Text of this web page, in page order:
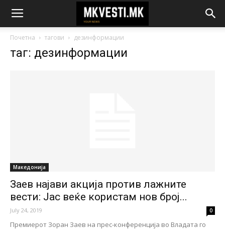
Почетна тагови дезинформации
таг: дезинформации
Македонија
Заев најави акција против лажните
вести: Јас веќе користам нов број...
July 24, 2019 0
Премиерот Зоран Заев на прес-конференција во Владата го